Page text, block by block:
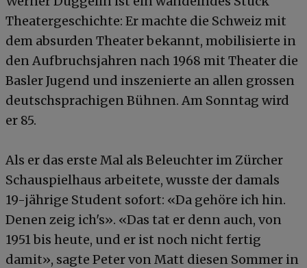
Theatergeschichte: Er machte die Schweiz mit
dem absurden Theater bekannt, mobilisierte in
den Aufbruchsjahren nach 1968 mit Theater die
Basler Jugend und inszenierte an allen grossen
deutschsprachigen Bühnen. Am Sonntag wird
er 85.
Als er das erste Mal als Beleuchter im Zürcher
Schauspielhaus arbeitete, wusste der damals
19-jährige Student sofort: «Da gehöre ich hin.
Denen zeig ich's». «Das tat er denn auch, von
1951 bis heute, und er ist noch nicht fertig
damit», sagte Peter von Matt diesen Sommer in